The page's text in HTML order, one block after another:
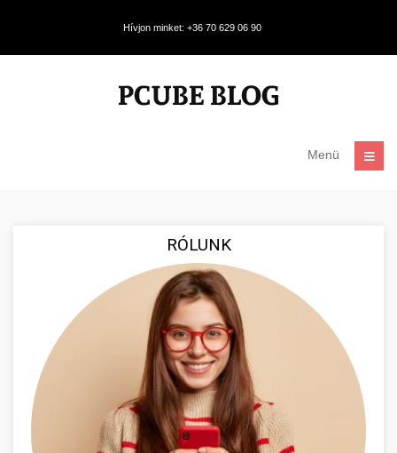
Hívjon minket: +36 70 629 06 90
Menü
RÓLUNK